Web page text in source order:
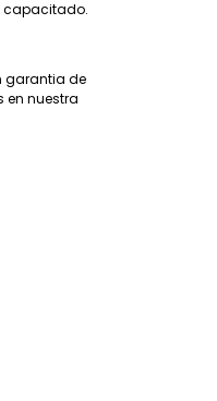
capacitado.
garantia de
en nuestra